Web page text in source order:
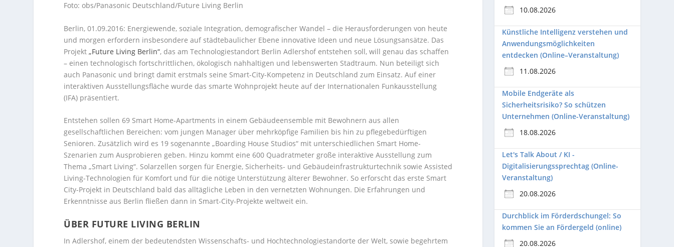
Foto: obs/Panasonic Deutschland/Future Living Berlin
Berlin, 01.09.2016: Energiewende, soziale Integration, demografischer Wandel – die Herausforderungen von heute
und morgen erfordern insbesondere auf städtebaulicher Ebene innovative Ideen und neue Lösungsansätze. Das
Projekt„Future Living Berlin“, das am Technologiestandort Berlin Adlershof entstehen soll, will genau das schaffen
– einen technologisch fortschrittlichen, ökologisch nahhaltigen und lebenswerten Stadtraum. Nun beteiligt sich
auch Panasonic und bringt damit erstmals seine Smart-City-Kompetenz in Deutschland zum Einsatz. Auf einer
interaktiven Ausstellungsfläche wurde das smarte Wohnprojekt heute auf der Internationalen Funkausstellung
(IFA) präsentiert.
Entstehen sollen 69 Smart Home-Apartments in einem Gebäudeensemble mit Bewohnern aus allen
gesellschaftlichen Bereichen: vom jungen Manager über mehrköpfige Familien bis hin zu pflegebedürftigen
Senioren. Zusätzlich wird es 19 sogenannte „Boarding House Studios“ mit unterschiedlichen Smart Home-
Szenarien zum Ausprobieren geben. Hinzu kommt eine 600 Quadratmeter große interaktive Ausstellung zum
Thema „Smart Living“. Solarzellen sorgen für Energie, Sicherheits- und Gebäudeinfrastrukturtechnik sowie Assisted
Living-Technologien für Komfort und für die nötige Unterstützung älterer Bewohner. So erforscht das erste Smart
City-Projekt in Deutschland bald das alltägliche Leben in den vernetzten Wohnungen. Die Erfahrungen und
Erkenntnisse aus Berlin fließen dann in Smart-City-Projekte weltweit ein.
ÜBER FUTURE LIVING BERLIN
In Adlershof, einem der bedeutendsten Wissenschafts- und Hochtechnologiestandorte der Welt, sowie begehrtem
10.08.2026
Künstliche Intelligenz verstehen und
Anwendungsmöglichkeiten
entdecken (Online–Veranstaltung)
11.08.2026
Mobile Endgeräte als
Sicherheitsrisiko? So schützen
Unternehmen (Online-Veranstaltung)
18.08.2026
Let's Talk About / KI -
Digitalisierungssprechtag (Online-
Veranstaltung)
20.08.2026
Durchblick im Förderdschungel: So
kommen Sie an Fördergeld (online)
20.08.2026